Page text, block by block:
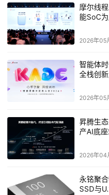
摩尔线
能SoC
2026年05
智能体
全栈创
2026年05
昇腾生
产AI底
2026年04
永铭聚
SSD与